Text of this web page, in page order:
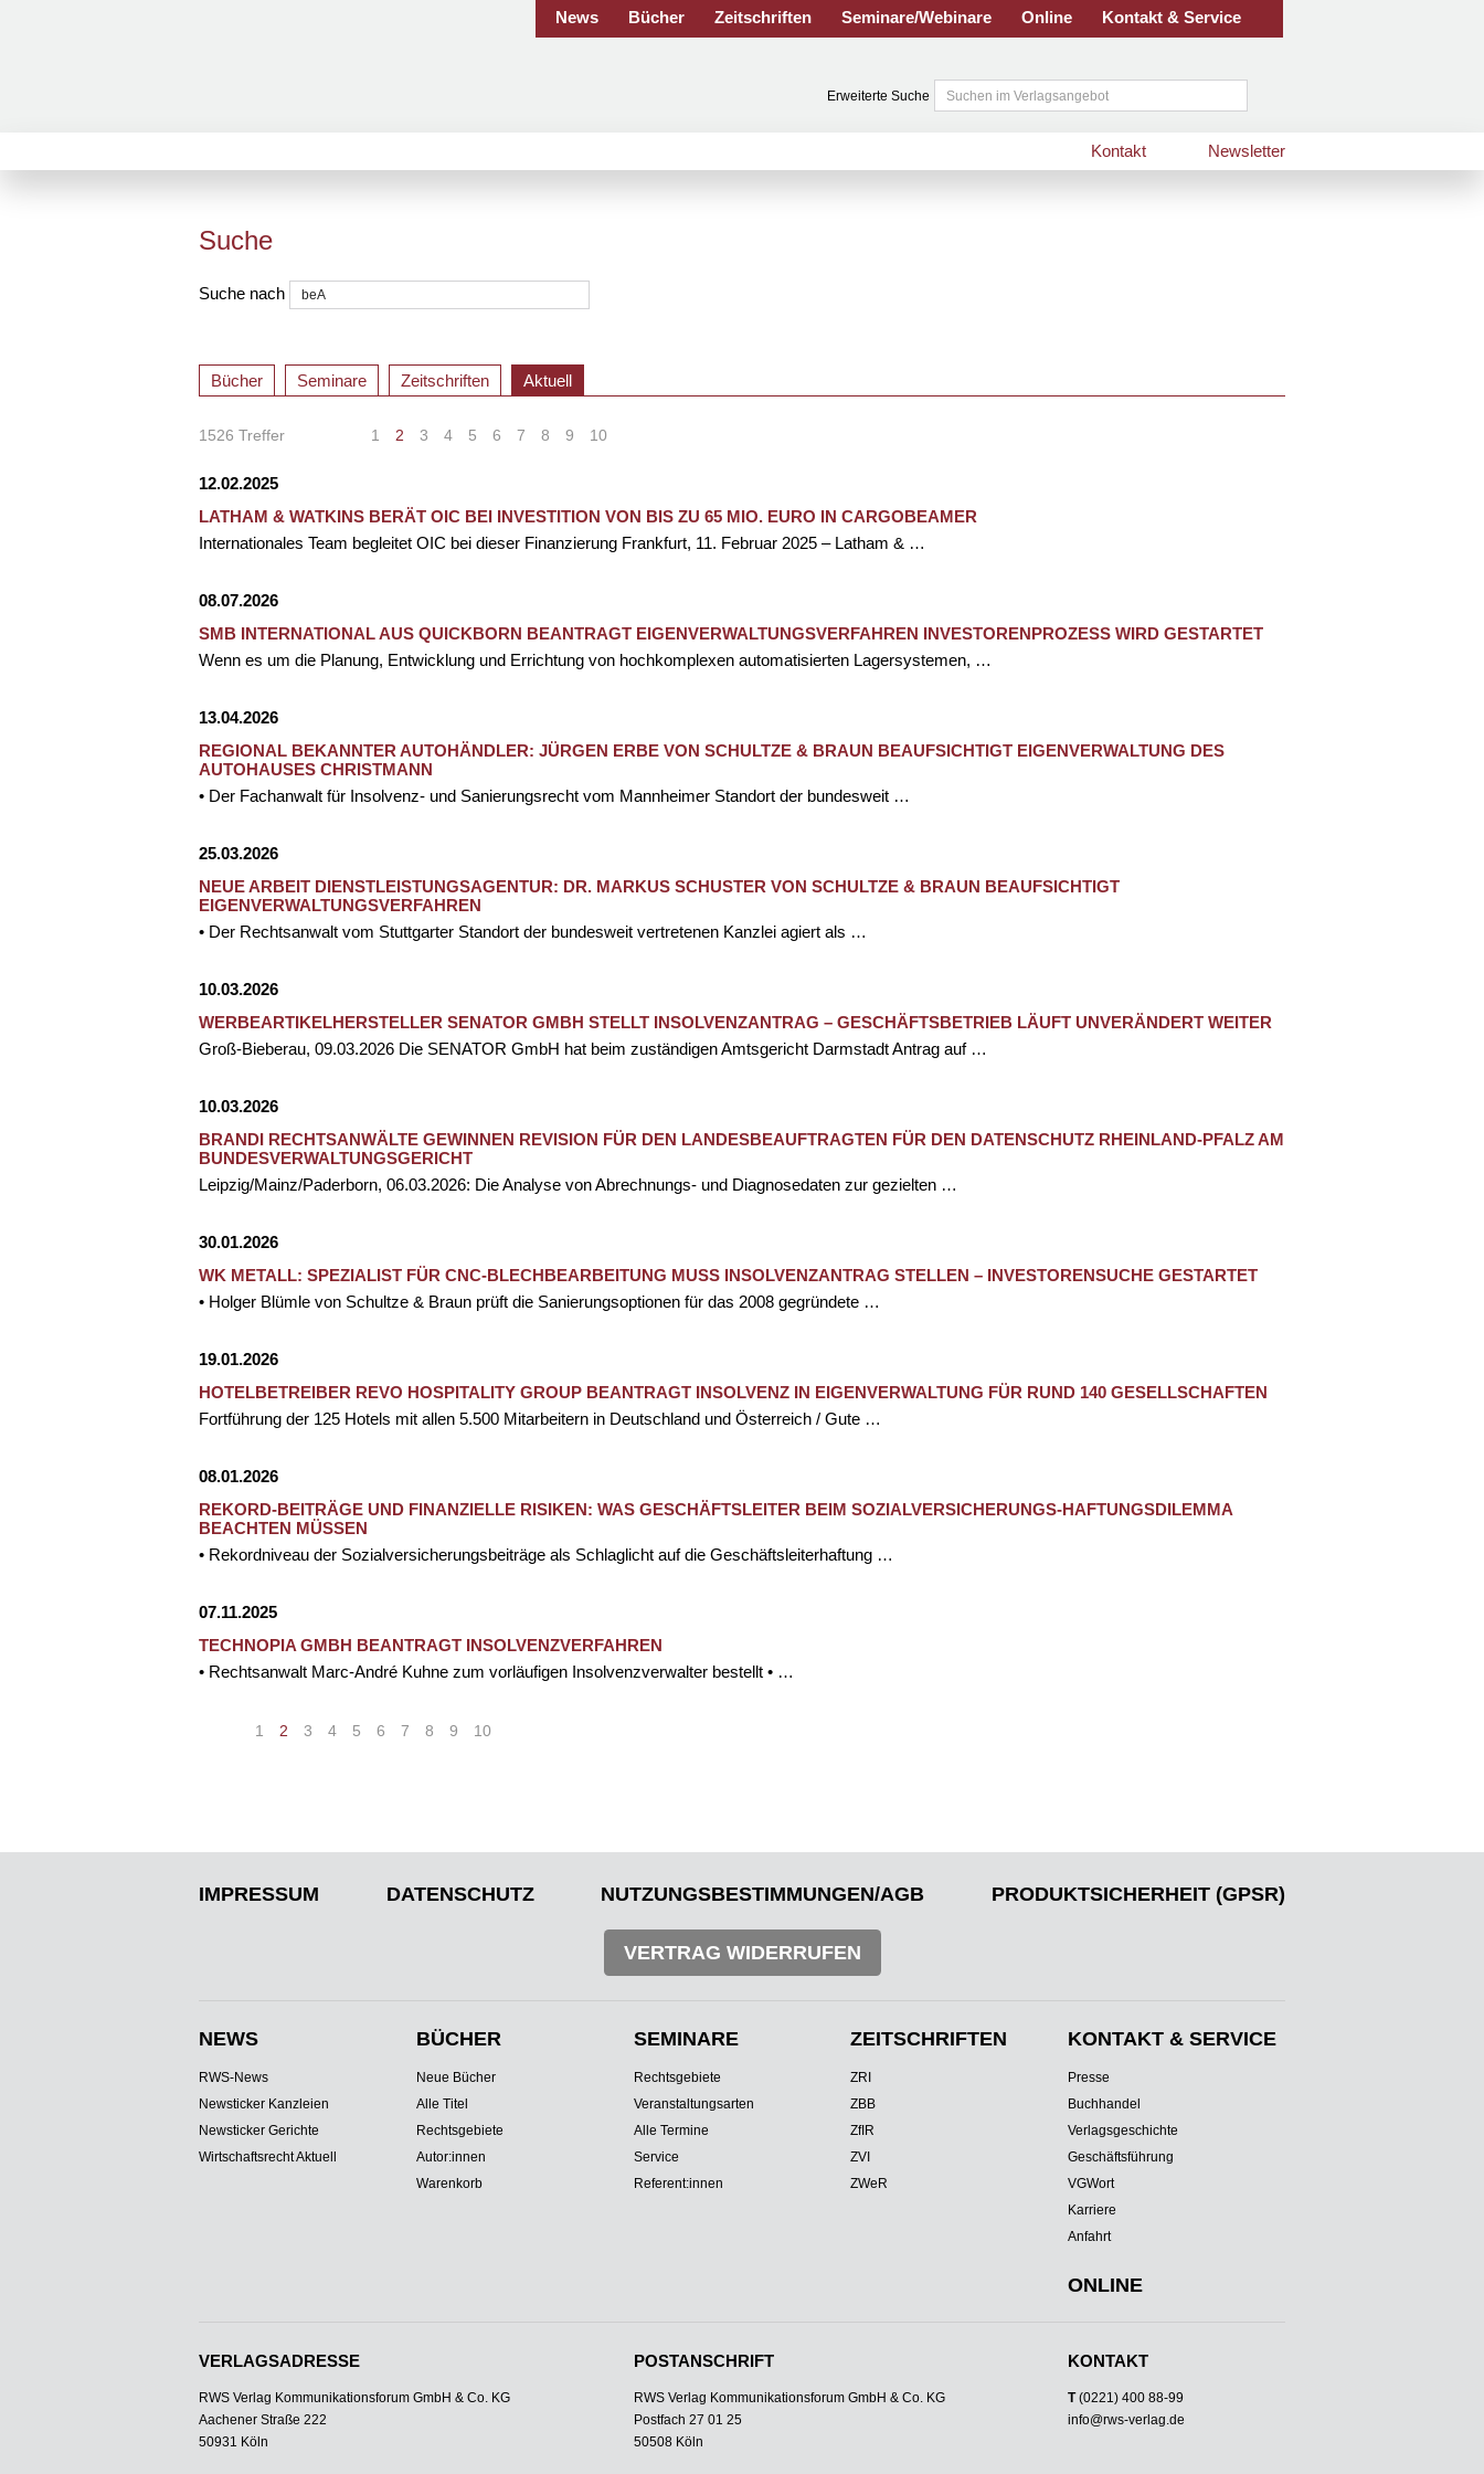
News Bücher Zeitschriften Seminare/Webinare Online Kontakt & Service
Erweiterte Suche
Newsletter
Kontakt
Suche
Suche nach
Bücher Seminare Zeitschriften Aktuell
1526 Treffer 1 2 3 4 5 6 7 8 9 10
12.02.2025
LATHAM & WATKINS BERÄT OIC BEI INVESTITION VON BIS ZU 65 MIO. EURO IN CARGOBEAMER
Internationales Team begleitet OIC bei dieser Finanzierung Frankfurt, 11. Februar 2025 – Latham & …
08.07.2026
SMB INTERNATIONAL AUS QUICKBORN BEANTRAGT EIGENVERWALTUNGSVERFAHREN INVESTORENPROZESS WIRD GESTARTET
Wenn es um die Planung, Entwicklung und Errichtung von hochkomplexen automatisierten Lagersystemen, …
13.04.2026
REGIONAL BEKANNTER AUTOHÄNDLER: JÜRGEN ERBE VON SCHULTZE & BRAUN BEAUFSICHTIGT EIGENVERWALTUNG DES
AUTOHAUSES CHRISTMANN
• Der Fachanwalt für Insolvenz- und Sanierungsrecht vom Mannheimer Standort der bundesweit …
25.03.2026
NEUE ARBEIT DIENSTLEISTUNGSAGENTUR: DR. MARKUS SCHUSTER VON SCHULTZE & BRAUN BEAUFSICHTIGT
EIGENVERWALTUNGSVERFAHREN
• Der Rechtsanwalt vom Stuttgarter Standort der bundesweit vertretenen Kanzlei agiert als …
10.03.2026
WERBEARTIKELHERSTELLER SENATOR GMBH STELLT INSOLVENZANTRAG – GESCHÄFTSBETRIEB LÄUFT UNVERÄNDERT WEITER
Groß-Bieberau, 09.03.2026 Die SENATOR GmbH hat beim zuständigen Amtsgericht Darmstadt Antrag auf …
10.03.2026
BRANDI RECHTSANWÄLTE GEWINNEN REVISION FÜR DEN LANDESBEAUFTRAGTEN FÜR DEN DATENSCHUTZ RHEINLAND-PFALZ AM
BUNDESVERWALTUNGSGERICHT
Leipzig/Mainz/Paderborn, 06.03.2026: Die Analyse von Abrechnungs- und Diagnosedaten zur gezielten …
30.01.2026
WK METALL: SPEZIALIST FÜR CNC-BLECHBEARBEITUNG MUSS INSOLVENZANTRAG STELLEN – INVESTORENSUCHE GESTARTET
• Holger Blümle von Schultze & Braun prüft die Sanierungsoptionen für das 2008 gegründete …
19.01.2026
HOTELBETREIBER REVO HOSPITALITY GROUP BEANTRAGT INSOLVENZ IN EIGENVERWALTUNG FÜR RUND 140 GESELLSCHAFTEN
Fortführung der 125 Hotels mit allen 5.500 Mitarbeitern in Deutschland und Österreich / Gute …
08.01.2026
REKORD-BEITRÄGE UND FINANZIELLE RISIKEN: WAS GESCHÄFTSLEITER BEIM SOZIALVERSICHERUNGS-HAFTUNGSDILEMMA
BEACHTEN MÜSSEN
• Rekordniveau der Sozialversicherungsbeiträge als Schlaglicht auf die Geschäftsleiterhaftung …
07.11.2025
TECHNOPIA GMBH BEANTRAGT INSOLVENZVERFAHREN
• Rechtsanwalt Marc-André Kuhne zum vorläufigen Insolvenzverwalter bestellt • …
1 2 3 4 5 6 7 8 9 10
IMPRESSUM DATENSCHUTZ NUTZUNGSBESTIMMUNGEN/AGB PRODUKTSICHERHEIT (GPSR)
VERTRAG WIDERRUFEN
NEWS
RWS-News
Newsticker Kanzleien
Newsticker Gerichte
Wirtschaftsrecht Aktuell
BÜCHER
Neue Bücher
Alle Titel
Rechtsgebiete
Autor:innen
Warenkorb
SEMINARE
Rechtsgebiete
Veranstaltungsarten
Alle Termine
Service
Referent:innen
ZEITSCHRIFTEN
ZRI
ZBB
ZfIR
ZVI
ZWeR
KONTAKT & SERVICE
Presse
Buchhandel
Verlagsgeschichte
Geschäftsführung
VGWort
Karriere
Anfahrt
ONLINE
VERLAGSADRESSE
RWS Verlag Kommunikationsforum GmbH & Co. KG
Aachener Straße 222
50931 Köln
POSTANSCHRIFT
RWS Verlag Kommunikationsforum GmbH & Co. KG
Postfach 27 01 25
50508 Köln
KONTAKT
T(0221) 400 88-99
info@rws-verlag.de